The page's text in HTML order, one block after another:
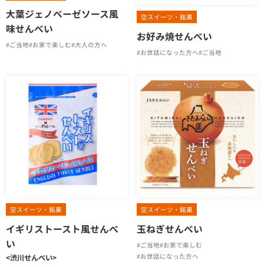
大葉ジェノベーゼソース風
味せんべい
#ご当地#お家で楽しむ#大人の方へ
空スイーツ・銘菓
お好み焼せんべい
#お世話になった方へ#ご当地
空スイーツ・銘菓
イギリストースト風せんべ
い
<渋川せんべい>
空スイーツ・銘菓
玉ねぎせんべい
#ご当地#お家で楽しむ
#お世話になった方へ